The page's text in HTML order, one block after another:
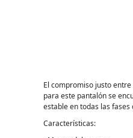
El compromiso justo
para este pantalón se
estable en todas las
Características: